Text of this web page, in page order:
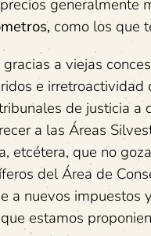
generalmente
como los que
a viejas
e
de justicia a
a las Áreas
etcétera, que no
del Área de
a nuevos impuestos
estamos